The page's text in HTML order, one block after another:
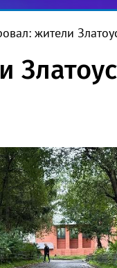
жители